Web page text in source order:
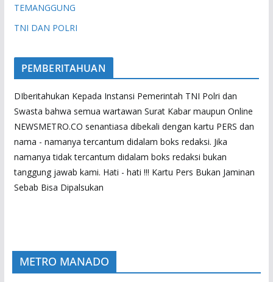
TEMANGGUNG
TNI DAN POLRI
PEMBERITAHUAN
DIberitahukan Kepada Instansi Pemerintah TNI Polri dan
Swasta bahwa semua wartawan Surat Kabar maupun Online
NEWSMETRO.CO senantiasa dibekali dengan kartu PERS dan
nama - namanya tercantum didalam boks redaksi. Jika
namanya tidak tercantum didalam boks redaksi bukan
tanggung jawab kami. Hati - hati !!! Kartu Pers Bukan Jaminan
Sebab Bisa Dipalsukan
METRO MANADO